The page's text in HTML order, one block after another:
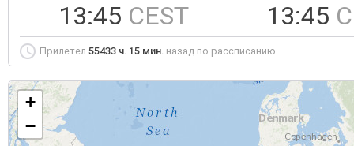
13:45 CEST 13:45
Прилетел 55433 ч. 15 мин. назад по рассписанию
+
−